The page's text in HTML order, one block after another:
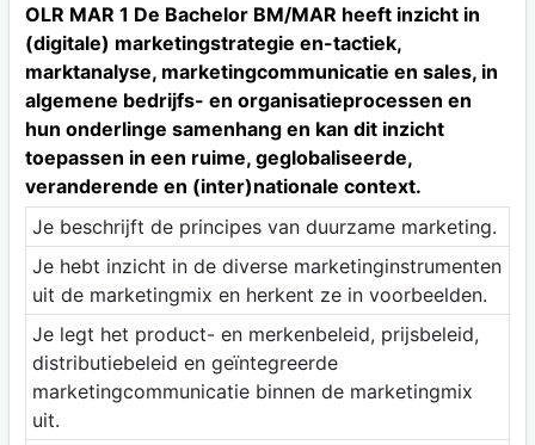
OLR MAR 1 De Bachelor BM/MAR heeft inzicht in
(digitale) marketingstrategie en-tactiek,
marktanalyse, marketingcommunicatie en sales, in
algemene bedrijfs- en organisatieprocessen en
hun onderlinge samenhang en kan dit inzicht
toepassen in een ruime, geglobaliseerde,
veranderende en (inter)nationale context.
Je beschrijft de principes van duurzame marketing.
Je hebt inzicht in de diverse marketinginstrumenten
uit de marketingmix en herkent ze in voorbeelden.
Je legt het product- en merkenbeleid, prijsbeleid,
distributiebeleid en geïntegreerde
marketingcommunicatie binnen de marketingmix
uit.